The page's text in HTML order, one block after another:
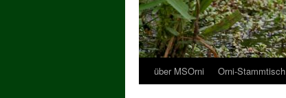
über MSOrni Orni-Stammtisch